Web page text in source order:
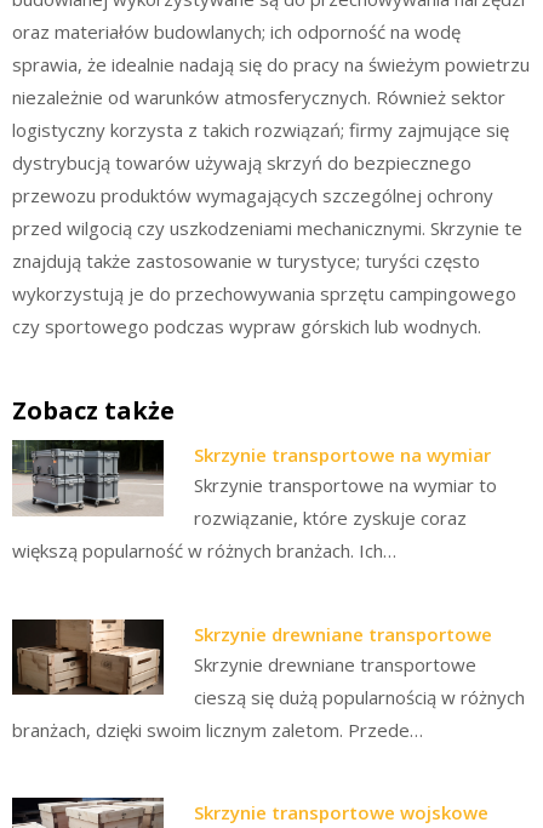
oraz materiałów budowlanych; ich odporność na wodę
sprawia, że idealnie nadają się do pracy na świeżym powietrzu
niezależnie od warunków atmosferycznych. Również sektor
logistyczny korzysta z takich rozwiązań; firmy zajmujące się
dystrybucją towarów używają skrzyń do bezpiecznego
przewozu produktów wymagających szczególnej ochrony
przed wilgocią czy uszkodzeniami mechanicznymi. Skrzynie te
znajdują także zastosowanie w turystyce; turyści często
wykorzystują je do przechowywania sprzętu campingowego
czy sportowego podczas wypraw górskich lub wodnych.
Zobacz także
Skrzynie transportowe na wymiar
Skrzynie transportowe na wymiar to
rozwiązanie, które zyskuje coraz
większą popularność w różnych branżach. Ich…
Skrzynie drewniane transportowe
Skrzynie drewniane transportowe
cieszą się dużą popularnością w różnych
branżach, dzięki swoim licznym zaletom. Przede…
Skrzynie transportowe wojskowe